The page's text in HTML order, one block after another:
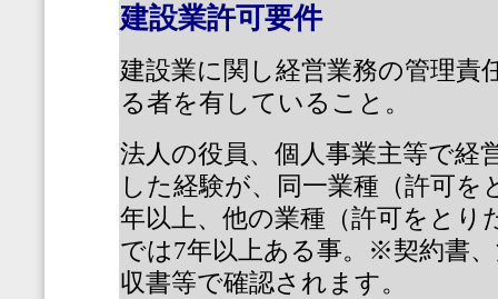
建設業許可要件
建設業に関し経営業務の管理責
る者を有していること。
法人の役員、個人事業主等で経
した経験が、同一業種（許可を
年以上、他の業種（許可をとり
では7年以上ある事。※契約書
収書等で確認されます。